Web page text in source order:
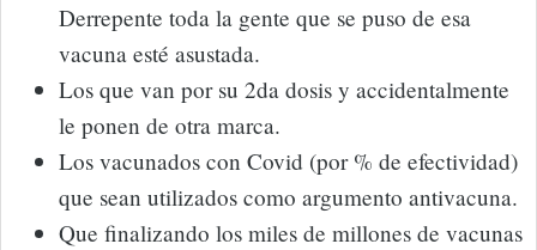
Derrepente toda la gente que se puso de esa
vacuna esté asustada.
Los que van por su 2da dosis y accidentalmente
le ponen de otra marca.
Los vacunados con Covid (por % de efectividad)
que sean utilizados como argumento antivacuna.
Que finalizando los miles de millones de vacunas